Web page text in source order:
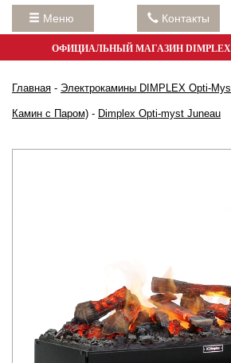
Меню Контакты
ОФИЦИАЛЬНЫЙ МАГАЗИН
Главная - Электрокамины DIMPLEX Opti-
Камин с Паром) - Dimplex Opti-myst Juneau